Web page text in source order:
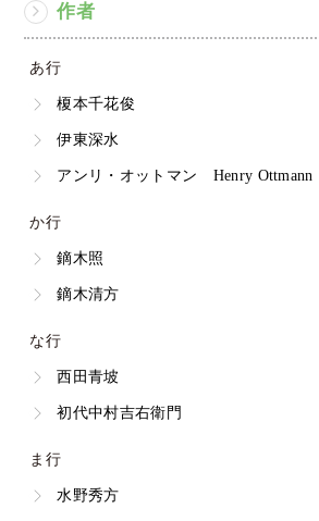
作者
あ行
榎本千花俊
伊東深水
アンリ・オットマン Henry Ottmann
か行
鏑木照
鏑木清方
な行
西田青坡
初代中村吉右衛門
ま行
水野秀方